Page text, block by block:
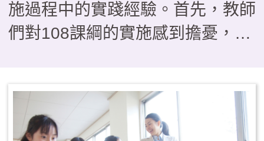
施過程中的實踐經驗。首先，教師
們對108課綱的實施感到擔憂，尤
提早成立課程社群，逐步發展出符
合學校特色與需求的彈性課程。尤